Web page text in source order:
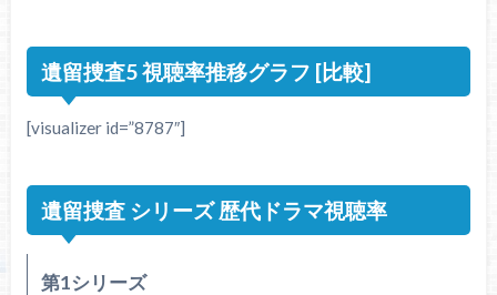
遺留捜査5 視聴率推移グラフ [比較]
[visualizer id=”8787″]
遺留捜査 シリーズ 歴代ドラマ視聴率
第1シリーズ